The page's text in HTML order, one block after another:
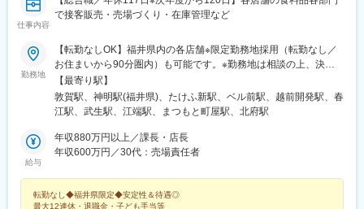
仕事内容
で接客販売・売場づくり・在庫管理など
勤務地
【転勤なしOK】福井県内の各店舗※限定勤務地採用（転勤なし／
お住まいから90分圏内）も可能です。※勤務地は相談の上、決定
します。※転勤ありをご希望の場合、転居を伴う異動時は社宅制度
を利用できます。＜勤務地詳細＞【アル・プラザ敦賀】福井県敦
賀市白銀町11-5【アル・プラザ鯖江】福井県鯖江市下河端町16-
ザベル】福井県福井市花堂南2-16-1【フレンドマート開発店】福
井県福井市西開発2-101-1【アル・プラザアミ】福井県坂井市春江
【最寄り駅】
敦賀駅、神明駅(福井県)、たけふ新駅、ベル前駅、越前開発駅、春
江駅、武生駅、江端駅、まつもと町屋駅、北府駅
給与
年収880万円以上／課長・店長
年収600万円／30代：売場責任者
転勤なし◆福井県限定◆安定性＆待遇◎
最大12連休・退職金・子ども手当等